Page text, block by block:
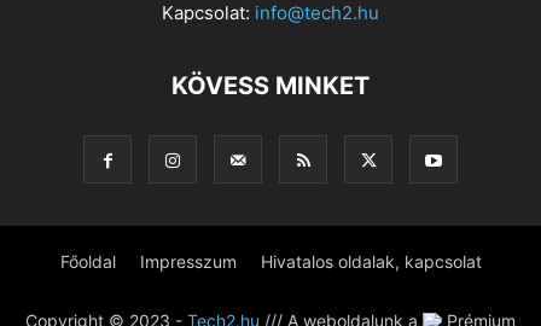
Kapcsolat: info@tech2.hu
KÖVESS MINKET
Főoldal Impresszum Hivatalos oldalak, kapcsolat
Copyright © 2023 - Tech2.hu /// A weboldalunk a Prémium